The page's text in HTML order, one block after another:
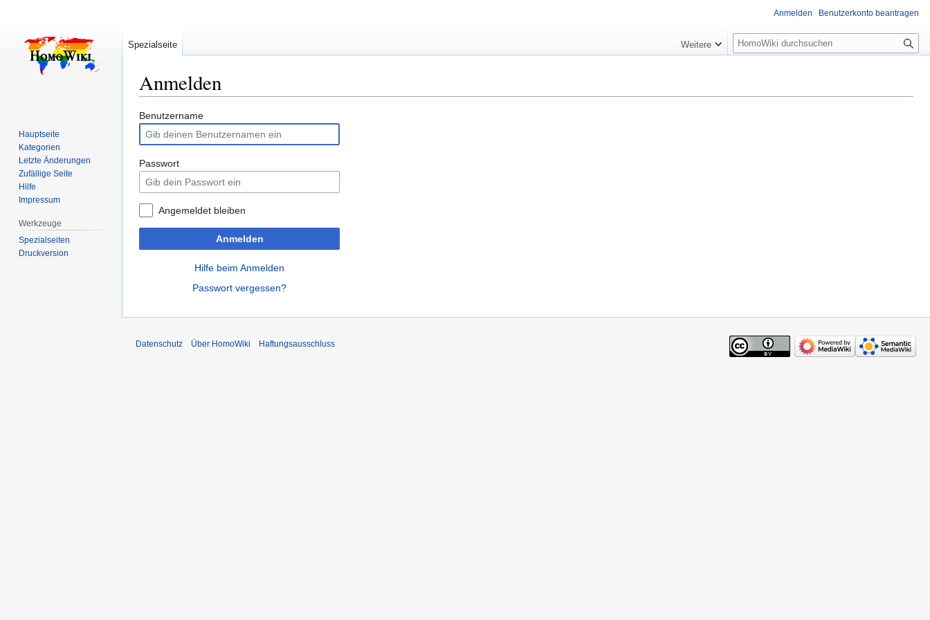
Anmelden
Zur
Navigation
springen
Zur
Suche
springen
Benutzername
Passwort
Angemeldet bleiben
Anmelden
Hilfe beim Anmelden
Passwort vergessen?
Anmelden Benutzerkonto beantragen
Spezialseite Weitere
Suche
Hauptseite
Kategorien
Letzte Änderungen
Zufällige Seite
Hilfe
Impressum
Werkzeuge
Spezialseiten
Druckversion
Datenschutz Über HomoWiki Haftungsausschluss